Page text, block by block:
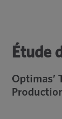
Étude
Optimas’